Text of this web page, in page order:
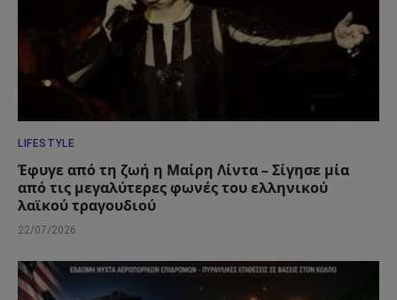
LIFESTYLE
Έφυγε από τη ζωή η Μαίρη Λίντα – Σίγησε μία
από τις μεγαλύτερες φωνές του ελληνικού
λαϊκού τραγουδιού
22/07/2026